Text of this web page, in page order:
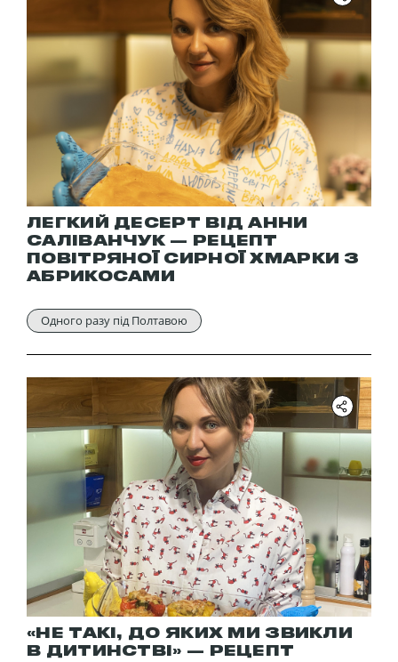
ЛЕГКИЙ ДЕСЕРТ ВІД АННИ
САЛІВАНЧУК — РЕЦЕПТ
ПОВІТРЯНОЇ СИРНОЇ ХМАРКИ З
АБРИКОСАМИ
Одного разу під Полтавою
«НЕ ТАКІ, ДО ЯКИХ МИ ЗВИКЛИ
В ДИТИНСТВІ» — РЕЦЕПТ